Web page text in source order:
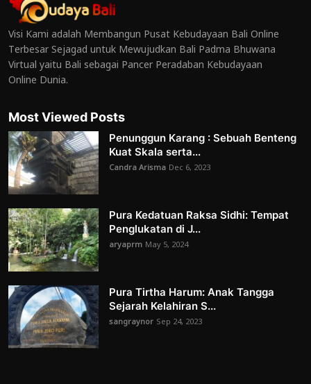
Visi Kami adalah Membangun Pusat Kebudayaan Bali Online
Terbesar Sejagad untuk Mewujudkan Bali Padma Bhuwana
Virtual yaitu Bali sebagai Pancer Peradaban Kebudayaan
Online Dunia.
Most Viewed Posts
Penunggun Karang : Sebuah Benteng
Kuat Skala serta...
Candra Arisma Dec 6, 2023
Pura Kedatuan Raksa Sidhi: Tempat
Penglukatan di J...
aryaprm May 5, 2024
Pura Tirtha Harum: Anak Tangga
Sejarah Kelahiran S...
sangraynor Sep 24, 2023